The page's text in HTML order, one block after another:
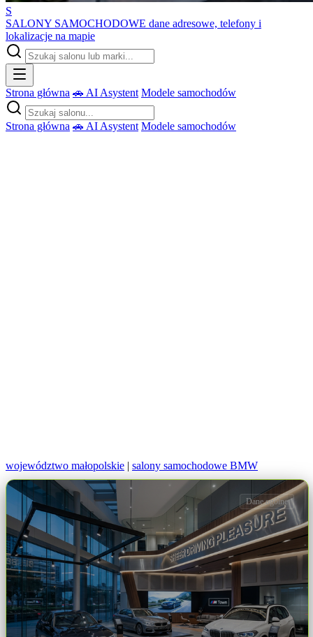
S
SALONY SAMOCHODOWE dane adresowe, telefony i
lokalizacje na mapie
Strona główna 🚗 AI Asystent Modele samochodów
Strona główna 🚗 AI Asystent Modele samochodów
województwo małopolskie | salony samochodowe BMW
Dane ogólne